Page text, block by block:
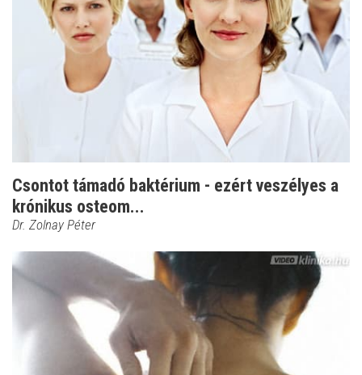
Csontot támadó baktérium - ezért veszélyes a
krónikus osteom...
Dr. Zolnay Péter